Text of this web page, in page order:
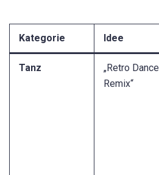
Kategorie Idee
Tanz
„Retro Dance
Remix“